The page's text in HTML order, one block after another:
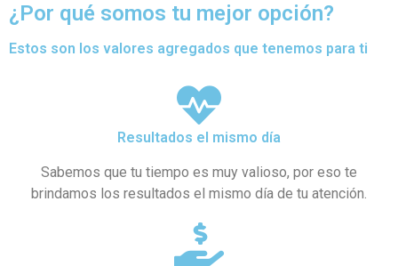
¿Por qué somos tu mejor opción?
Estos son los valores agregados que tenemos para ti
Resultados el mismo día
Sabemos que tu tiempo es muy valioso, por eso te
brindamos los resultados el mismo día de tu atención.